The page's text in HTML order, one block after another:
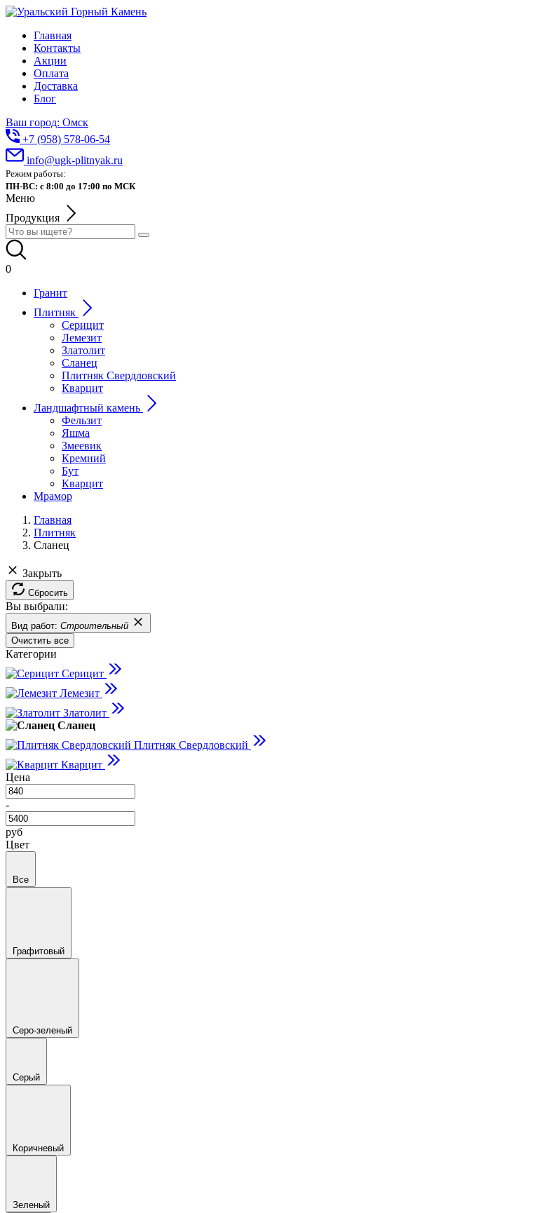
Главная
Контакты
Акции
Оплата
Доставка
Блог
Ваш город: Омск
+7 (958) 578-06-54
info@ugk-plitnyak.ru
Режим работы:
ПН-ВС: с 8:00 до 17:00 по МСК
Меню
Продукция
0
Гранит
Плитняк
Серицит
Лемезит
Златолит
Сланец
Плитняк Свердловский
Кварцит
Ландшафтный камень
Фельзит
Яшма
Змеевик
Кремний
Бут
Кварцит
Мрамор
Главная
Плитняк
Сланец
Закрыть
Сбросить
Вы выбрали:
Вид работ: Строительный
Очистить все
Категории
Серицит
Лемезит
Златолит
Сланец
Плитняк Свердловский
Кварцит
Цена
-
руб
Цвет
Все
Графитовый
Серо-зеленый
Серый
Коричневый
Зеленый